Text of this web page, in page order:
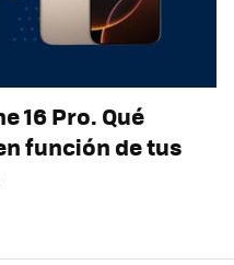
16 Pro. Qué
función de tus